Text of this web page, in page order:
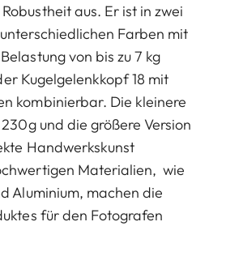
aus. Er ist in zwei
Farben mit
von bis zu 7 kg
Kugelgelenkkopf 18 mit
kombinierbar. Die kleinere
und die größere Version
Handwerkskunst
Materialien, wie
Aluminium, machen die
für den Fotografen